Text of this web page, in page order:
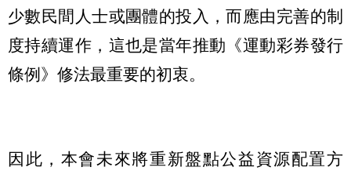
少數民間人士或團體的投入，而應由完善的制
度持續運作，這也是當年推動《運動彩券發行
條例》修法最重要的初衷。
因此，本會未來將重新盤點公益資源配置方